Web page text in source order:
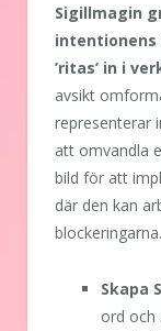
Sigillmagin
’ritas’ in i
avsikt
representerar
att omvandla
bild för att
där den kan
blockeringarna.
Skapa
ord och